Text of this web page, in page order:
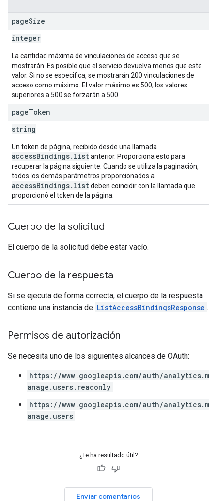
pageSize
integer
La cantidad máxima de vinculaciones de acceso que se
mostrarán. Es posible que el servicio devuelva menos que este
valor. Si no se especifica, se mostrarán 200 vinculaciones de
acceso como máximo. El valor máximo es 500; los valores
superiores a 500 se forzarán a 500.
pageToken
string
Un token de página, recibido desde una llamada
accessBindings.listanterior. Proporciona esto para
recuperar la página siguiente. Cuando se utiliza la paginación,
todos los demás parámetros proporcionados a
accessBindings.listdeben coincidir con la llamada que
proporcionó el token de la página.
Cuerpo de la solicitud
El cuerpo de la solicitud debe estar vacío.
Cuerpo de la respuesta
Si se ejecuta de forma correcta, el cuerpo de la respuesta
contiene una instancia de ListAccessBindingsResponse .
Permisos de autorización
Se necesita uno de los siguientes alcances de OAuth:
https://www.googleapis.com/auth/analytics.m
anage.users.readonly
https://www.googleapis.com/auth/analytics.m
anage.users
¿Te ha resultado útil?
Enviar comentarios